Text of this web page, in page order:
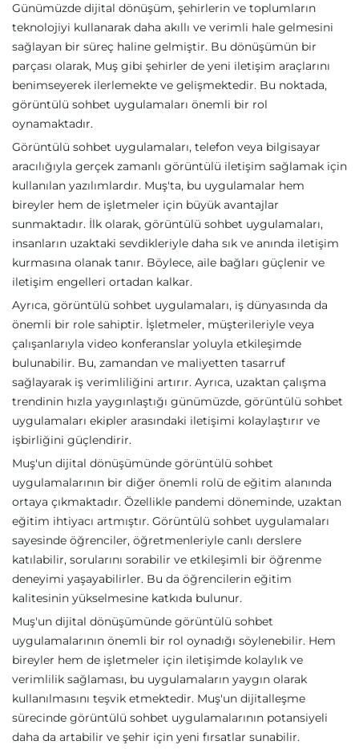
Günümüzde dijital dönüşüm, şehirlerin ve toplumların
teknolojiyi kullanarak daha akıllı ve verimli hale gelmesini
sağlayan bir süreç haline gelmiştir. Bu dönüşümün bir
parçası olarak, Muş gibi şehirler de yeni iletişim araçlarını
benimseyerek ilerlemekte ve gelişmektedir. Bu noktada,
görüntülü sohbet uygulamaları önemli bir rol
oynamaktadır.
Görüntülü sohbet uygulamaları, telefon veya bilgisayar
aracılığıyla gerçek zamanlı görüntülü iletişim sağlamak için
kullanılan yazılımlardır. Muş'ta, bu uygulamalar hem
bireyler hem de işletmeler için büyük avantajlar
sunmaktadır. İlk olarak, görüntülü sohbet uygulamaları,
insanların uzaktaki sevdikleriyle daha sık ve anında iletişim
kurmasına olanak tanır. Böylece, aile bağları güçlenir ve
iletişim engelleri ortadan kalkar.
Ayrıca, görüntülü sohbet uygulamaları, iş dünyasında da
önemli bir role sahiptir. İşletmeler, müşterileriyle veya
çalışanlarıyla video konferanslar yoluyla etkileşimde
bulunabilir. Bu, zamandan ve maliyetten tasarruf
sağlayarak iş verimliliğini artırır. Ayrıca, uzaktan çalışma
trendinin hızla yaygınlaştığı günümüzde, görüntülü sohbet
uygulamaları ekipler arasındaki iletişimi kolaylaştırır ve
işbirliğini güçlendirir.
Muş'un dijital dönüşümünde görüntülü sohbet
uygulamalarının bir diğer önemli rolü de eğitim alanında
ortaya çıkmaktadır. Özellikle pandemi döneminde, uzaktan
eğitim ihtiyacı artmıştır. Görüntülü sohbet uygulamaları
sayesinde öğrenciler, öğretmenleriyle canlı derslere
katılabilir, sorularını sorabilir ve etkileşimli bir öğrenme
deneyimi yaşayabilirler. Bu da öğrencilerin eğitim
kalitesinin yükselmesine katkıda bulunur.
Muş'un dijital dönüşümünde görüntülü sohbet
uygulamalarının önemli bir rol oynadığı söylenebilir. Hem
bireyler hem de işletmeler için iletişimde kolaylık ve
verimlilik sağlaması, bu uygulamaların yaygın olarak
kullanılmasını teşvik etmektedir. Muş'un dijitalleşme
sürecinde görüntülü sohbet uygulamalarının potansiyeli
daha da artabilir ve şehir için yeni fırsatlar sunabilir.